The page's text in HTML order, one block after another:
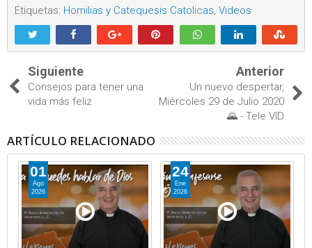
Etiquetas: Homilias y Catequesis Catolicas, Videos
Siguiente
Consejos para tener una
vida más feliz
Anterior
Un nuevo despertar,
Miércoles 29 de Julio 2020
🌄 - Tele VID
ARTÍCULO RELACIONADO
01
Ago
2026
24
Ene
2026